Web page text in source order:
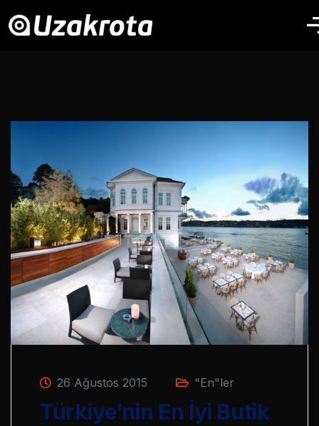
26 Ağustos 2015 "En"ler
Türkiye’nin En İyi Butik